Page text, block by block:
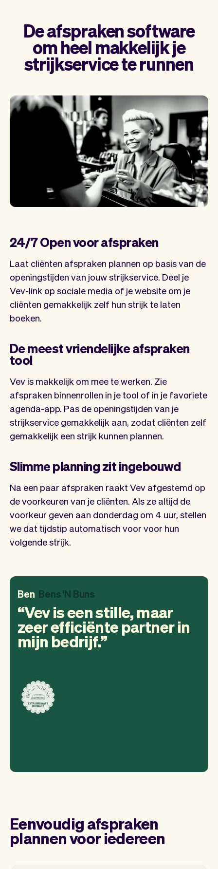
De afspraken software
om heel makkelijk je
strijkservice te runnen
24/7 Open voor afspraken
Laat cliënten afspraken plannen op basis van de
openingstijden van jouw strijkservice. Deel je
Vev-link op sociale media of je website om je
cliënten gemakkelijk zelf hun strijk te laten
boeken.
De meest vriendelijke afspraken
tool
Vev is makkelijk om mee te werken. Zie
afspraken binnenrollen in je tool of in je favoriete
agenda-app. Pas de openingstijden van je
strijkservice gemakkelijk aan, zodat cliënten zelf
gemakkelijk een strijk kunnen plannen.
Slimme planning zit ingebouwd
Na een paar afspraken raakt Vev afgestemd op
de voorkeuren van je cliënten. Als ze altijd de
voorkeur geven aan donderdag om 4 uur, stellen
we dat tijdstip automatisch voor voor hun
volgende strijk.
Ben Bens 'N Buns
Vev is een stille, maar
zeer efficiënte partner in
mijn bedrijf.
Eenvoudig afspraken
plannen voor iedereen